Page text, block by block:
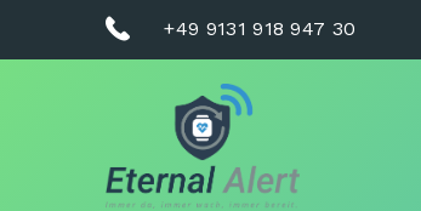
+49 9131 918 947 30